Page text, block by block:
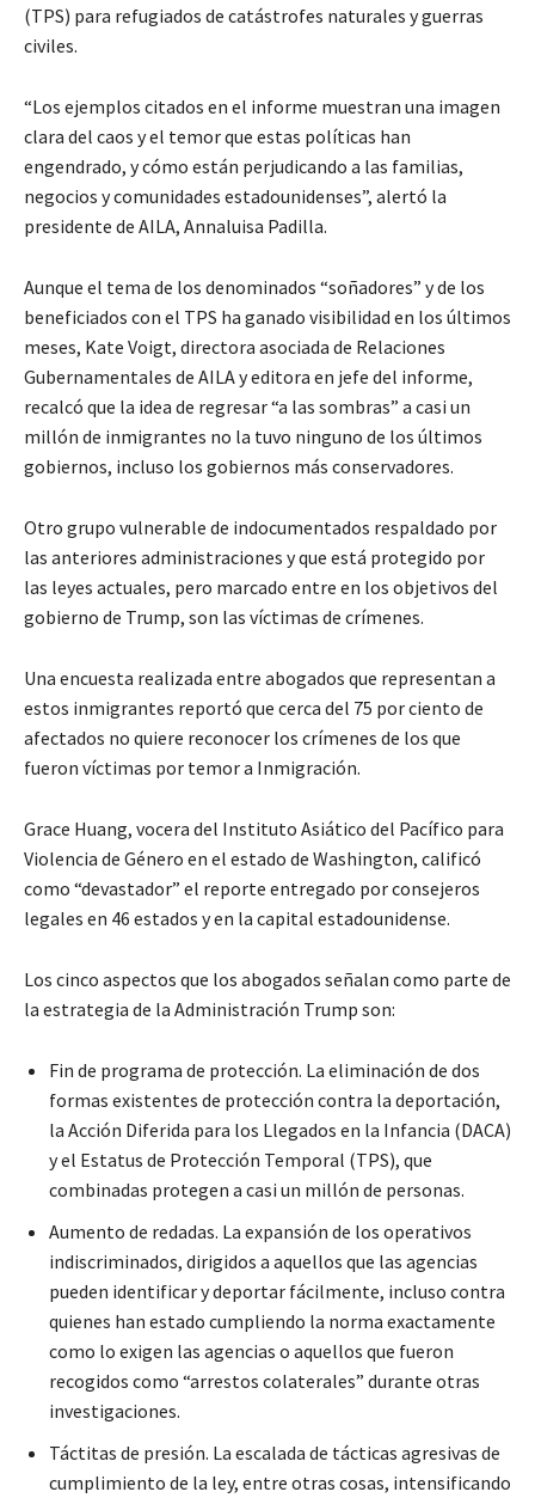
(TPS) para refugiados de catástrofes naturales y guerras
civiles.
“Los ejemplos citados en el informe muestran una imagen
clara del caos y el temor que estas políticas han
engendrado, y cómo están perjudicando a las familias,
negocios y comunidades estadounidenses”, alertó la
presidente de AILA, Annaluisa Padilla.
Aunque el tema de los denominados “soñadores” y de los
beneficiados con el TPS ha ganado visibilidad en los últimos
meses, Kate Voigt, directora asociada de Relaciones
Gubernamentales de AILA y editora en jefe del informe,
recalcó que la idea de regresar “a las sombras” a casi un
millón de inmigrantes no la tuvo ninguno de los últimos
gobiernos, incluso los gobiernos más conservadores.
Otro grupo vulnerable de indocumentados respaldado por
las anteriores administraciones y que está protegido por
las leyes actuales, pero marcado entre en los objetivos del
gobierno de Trump, son las víctimas de crímenes.
Una encuesta realizada entre abogados que representan a
estos inmigrantes reportó que cerca del 75 por ciento de
afectados no quiere reconocer los crímenes de los que
fueron víctimas por temor a Inmigración.
Grace Huang, vocera del Instituto Asiático del Pacífico para
Violencia de Género en el estado de Washington, calificó
como “devastador” el reporte entregado por consejeros
legales en 46 estados y en la capital estadounidense.
Los cinco aspectos que los abogados señalan como parte de
la estrategia de la Administración Trump son:
Fin de programa de protección. La eliminación de dos
formas existentes de protección contra la deportación,
la Acción Diferida para los Llegados en la Infancia (DACA)
y el Estatus de Protección Temporal (TPS), que
combinadas protegen a casi un millón de personas.
Aumento de redadas. La expansión de los operativos
indiscriminados, dirigidos a aquellos que las agencias
pueden identificar y deportar fácilmente, incluso contra
quienes han estado cumpliendo la norma exactamente
como lo exigen las agencias o aquellos que fueron
recogidos como “arrestos colaterales” durante otras
investigaciones.
Táctitas de presión. La escalada de tácticas agresivas de
cumplimiento de la ley, entre otras cosas, intensificando